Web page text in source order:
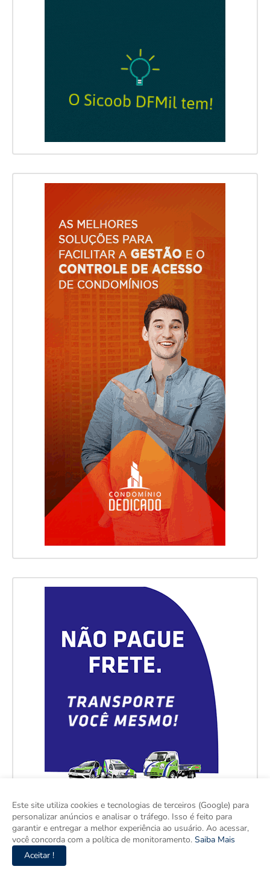
Este site utiliza cookies e tecnologias de terceiros (Google) para
personalizar anúncios e analisar o tráfego. Isso é feito para
garantir e entregar a melhor experiência ao usuário. Ao acessar,
você concorda com a política de monitoramento. Saiba Mais
Aceitar !